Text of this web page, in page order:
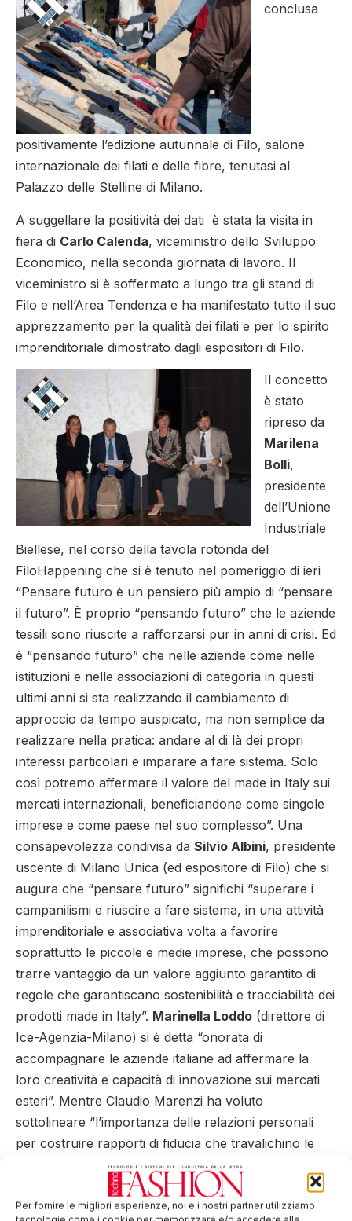
Per fornire le migliori esperienze, noi e i nostri partner utilizziamo
conclusa
positivamente l’edizione autunnale di Filo, salone
internazionale dei filati e delle fibre, tenutasi al
Palazzo delle Stelline di Milano.
A suggellare la positività dei dati è stata la visita in
fiera di Carlo Calenda, viceministro dello Sviluppo
Economico, nella seconda giornata di lavoro. Il
viceministro si è soffermato a lungo tra gli stand di
Filo e nell’Area Tendenza e ha manifestato tutto il suo
apprezzamento per la qualità dei filati e per lo spirito
imprenditoriale dimostrato dagli espositori di Filo.
Il concetto
è stato
ripreso da
Marilena
Bolli,
presidente
dell’Unione
Industriale
Biellese, nel corso della tavola rotonda del
FiloHappening che si è tenuto nel pomeriggio di ieri
“Pensare futuro è un pensiero più ampio di “pensare
il futuro”. È proprio “pensando futuro” che le aziende
tessili sono riuscite a rafforzarsi pur in anni di crisi. Ed
è “pensando futuro” che nelle aziende come nelle
istituzioni e nelle associazioni di categoria in questi
ultimi anni si sta realizzando il cambiamento di
approccio da tempo auspicato, ma non semplice da
realizzare nella pratica: andare al di là dei propri
interessi particolari e imparare a fare sistema. Solo
così potremo affermare il valore del made in Italy sui
mercati internazionali, beneficiandone come singole
imprese e come paese nel suo complesso”. Una
consapevolezza condivisa da Silvio Albini, presidente
uscente di Milano Unica (ed espositore di Filo) che si
augura che “pensare futuro” significhi “superare i
campanilismi e riuscire a fare sistema, in una attività
imprenditoriale e associativa volta a favorire
soprattutto le piccole e medie imprese, che possono
trarre vantaggio da un valore aggiunto garantito di
regole che garantiscano sostenibilità e tracciabilità dei
prodotti made in Italy”. Marinella Loddo (direttore di
Ice-Agenzia-Milano) si è detta “onorata di
accompagnare le aziende italiane ad affermare la
loro creatività e capacità di innovazione sui mercati
esteri”. Mentre Claudio Marenzi ha voluto
sottolineare “l’importanza delle relazioni personali
per costruire rapporti di fiducia che travalichino le
differenze tra distretti e tra comparti: dobbiamo fare
tabula rasa dei retaggi del passato e imparare a
lavorare insieme per gli obiettivi comuni e condivisi,